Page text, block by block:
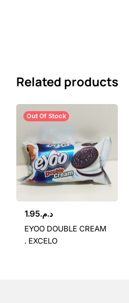
Related products
Out Of Stock
د.م.1.95
EYOO DOUBLE CREAM
. EXCELO